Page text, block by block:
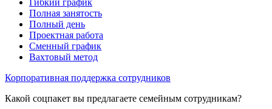
Полная занятость
Полный день
Проектная работа
Сменный график
Вахтовый метод
Корпоративная поддержка сотрудников
Какой соцпакет вы предлагаете семейным сотрудникам?